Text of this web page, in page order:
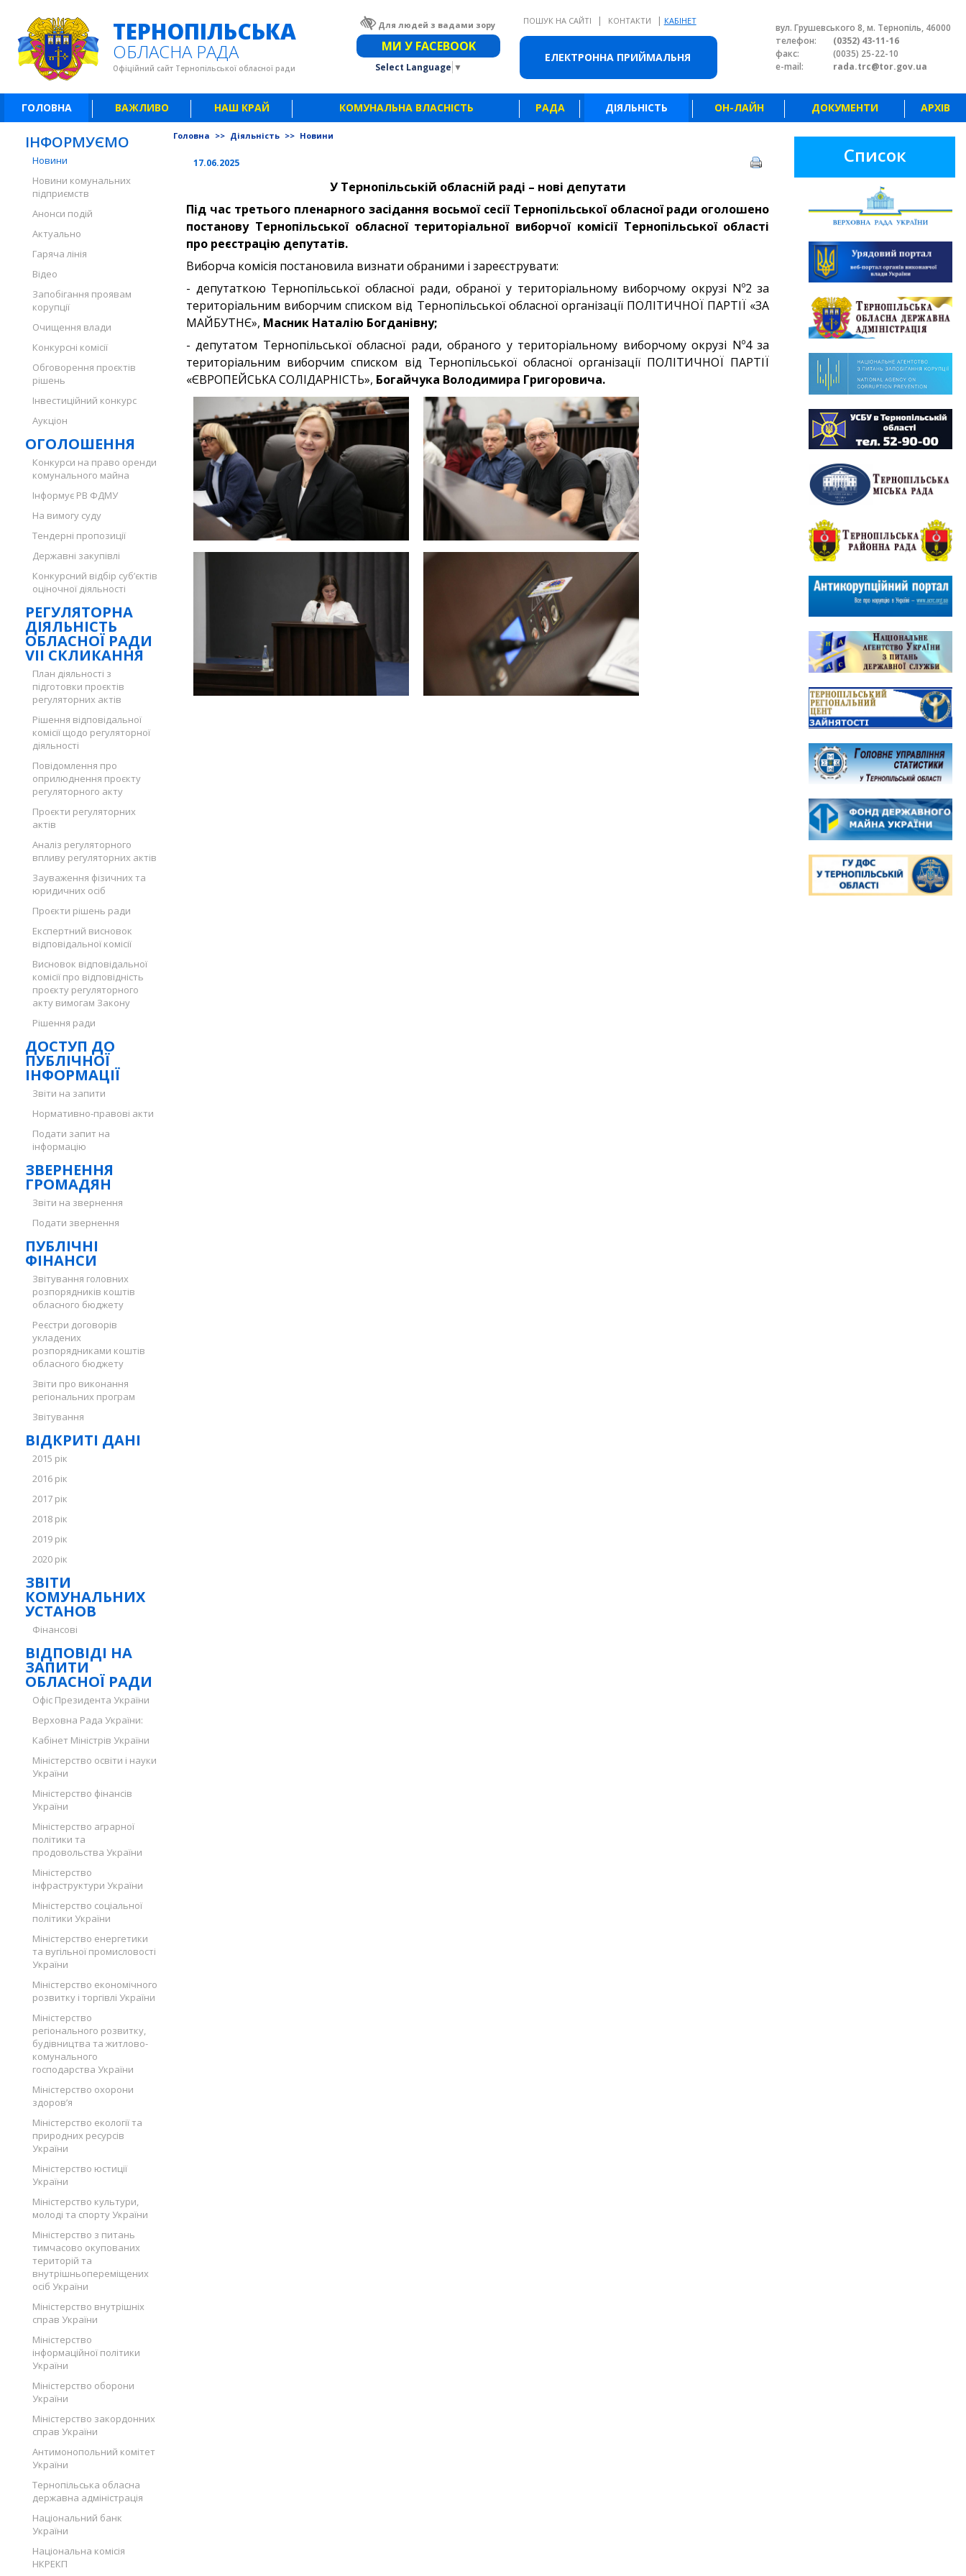
ЕЛЕКТРОННА ПРИЙМАЛЬНЯ
ТЕРНОПІЛЬСЬКА
ОБЛАСНА РАДА
Офіційний сайт Тернопільської обласної ради
Для людей з вадами зору Звичайна версія сайту
МИ У FACEBOOK
Select Language ▼
ПОШУК НА САЙТІ | КОНТАКТИ | КАБІНЕТ
вул. Грушевського 8, м. Тернопіль, 46000
телефон:
(0352) 43-11-16
факс:
(0035) 25-22-10
e-mail:
rada.trc@tor.gov.ua
ГОЛОВНА ВАЖЛИВО НАШ КРАЙ КОМУНАЛЬНА ВЛАСНІСТЬ РАДА ДІЯЛЬНІСТЬ ОН-ЛАЙН ДОКУМЕНТИ АРХІВ
ІНФОРМУЄМО
Новини
Новини комунальних
підприємств
Анонси подій
Актуально
Гаряча лінія
Відео
Запобігання проявам
корупції
Очищення влади
Конкурсні комісії
Обговорення проєктів
рішень
Інвестиційний конкурс
Аукціон
ОГОЛОШЕННЯ
Конкурси на право оренди
комунального майна
Інформує РВ ФДМУ
На вимогу суду
Тендерні пропозиції
Державні закупівлі
Конкурсний відбір суб’єктів
оціночної діяльності
РЕГУЛЯТОРНА
ДІЯЛЬНІСТЬ
ОБЛАСНОЇ РАДИ
VII СКЛИКАННЯ
План діяльності з
підготовки проєктів
регуляторних актів
Рішення відповідальної
комісії щодо регуляторної
діяльності
Повідомлення про
оприлюднення проєкту
регуляторного акту
Проєкти регуляторних
актів
Аналіз регуляторного
впливу регуляторних актів
Зауваження фізичних та
юридичних осіб
Проєкти рішень ради
Експертний висновок
відповідальної комісії
Висновок відповідальної
комісії про відповідність
проєкту регуляторного
акту вимогам Закону
Рішення ради
ДОСТУП ДО
ПУБЛІЧНОЇ
ІНФОРМАЦІЇ
Звіти на запити
Нормативно-правові акти
Подати запит на
інформацію
ЗВЕРНЕННЯ
ГРОМАДЯН
Звіти на звернення
Подати звернення
ПУБЛІЧНІ
ФІНАНСИ
Звітування головних
розпорядників коштів
обласного бюджету
Реєстри договорів
укладених
розпорядниками коштів
обласного бюджету
Звіти про виконання
регіональних програм
Звітування
ВІДКРИТІ ДАНІ
2015 рік
2016 рік
2017 рік
2018 рік
2019 рік
2020 рік
ЗВІТИ
КОМУНАЛЬНИХ
УСТАНОВ
Фінансові
ВІДПОВІДІ НА
ЗАПИТИ
ОБЛАСНОЇ РАДИ
Офіс Президента України
Верховна Рада України:
Кабінет Міністрів України
Міністерство освіти і науки
України
Міністерство фінансів
України
Міністерство аграрної
політики та
продовольства України
Міністерство
інфраструктури України
Міністерство соціальної
політики України
Міністерство енергетики
та вугільної промисловості
України
Міністерство економічного
розвитку і торгівлі України
Міністерство
регіонального розвитку,
будівництва та житлово-
комунального
господарства України
Міністерство охорони
здоров’я
Міністерство екології та
природних ресурсів
України
Міністерство юстиції
України
Міністерство культури,
молоді та спорту України
Міністерство з питань
тимчасово окупованих
територій та
внутрішньопереміщених
осіб України
Міністерство внутрішніх
справ України
Міністерство
інформаційної політики
України
Міністерство оборони
України
Міністерство закордонних
справ України
Антимонопольний комітет
України
Тернопільська обласна
державна адміністрація
Національний банк
України
Національна комісія
НКРЕКП
Головна >> Діяльність >> Новини
17.06.2025
У Тернопільській обласній раді – нові депутати
Під час третього пленарного засідання восьмої сесії Тернопільської обласної ради оголошено
постанову Тернопільської обласної територіальної виборчої комісії Тернопільської області
про реєстрацію депутатів.
Виборча комісія постановила визнати обраними і зареєструвати:
- депутаткою Тернопільської обласної ради, обраної у територіальному виборчому окрузі Nº2 за
територіальним виборчим списком від Тернопільської обласної організації ПОЛІТИЧНОЇ ПАРТІЇ «ЗА
МАЙБУТНЄ», Масник Наталію Богданівну;
- депутатом Тернопільської обласної ради, обраного у територіальному виборчому окрузі Nº4 за
територіальним виборчим списком від Тернопільської обласної організації ПОЛІТИЧНОЇ ПАРТІЇ
«ЄВРОПЕЙСЬКА СОЛІДАРНІСТЬ», Богайчука Володимира Григоровича.
Список